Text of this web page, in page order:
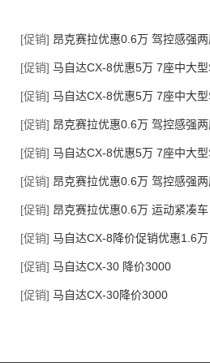
[促销] 昂克赛拉优惠0.6万 驾控感强
[促销] 马自达CX-8优惠5万 7座中大
[促销] 马自达CX-8优惠5万 7座中大
[促销] 昂克赛拉优惠0.6万 驾控感强
[促销] 马自达CX-8优惠5万 7座中大
[促销] 昂克赛拉优惠0.6万 驾控感强
[促销] 昂克赛拉优惠0.6万 运动紧凑车
[促销] 马自达CX-8降价促销优惠1.6
[促销] 马自达CX-30 降价3000
[促销] 马自达CX-30降价3000